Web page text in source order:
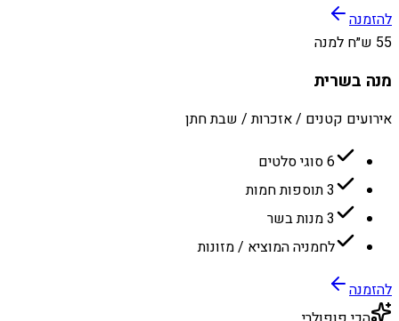
להזמנה
55 ש״ח למנה
מנה בשרית
אירועים קטנים / אזכרות / שבת חתן
6 סוגי סלטים
3 תוספות חמות
3 מנות בשר
לחמניה המוציא / מזונות
להזמנה